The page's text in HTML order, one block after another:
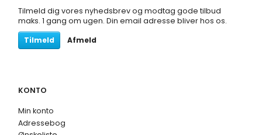
Tilmeld dig vores nyhedsbrev og modtag gode tilbud
maks. 1 gang om ugen. Din email adresse bliver hos os.
Tilmeld
Afmeld
KONTO
Min konto
Adressebog